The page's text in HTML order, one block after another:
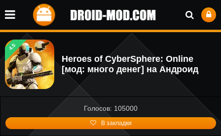
4.5
Heroes of CyberSphere: Online
[мод: много денег] на Андроид
Голосов: 105000
В закладки